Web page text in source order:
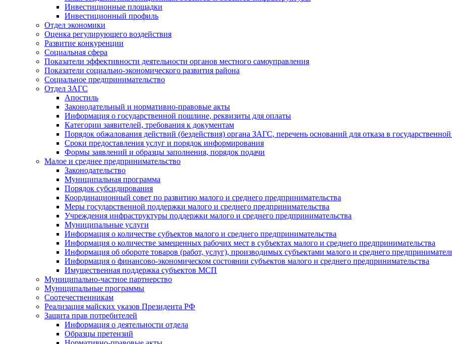
Инвестиционные площадки
Инвестиционный профиль
Отдел экономики
Оценка регулирующего воздействия
Развитие конкуренции
Социальная сфера
Показатели эффективности деятельности органов местного самоуправления
Показатели социально-экономического развития района
Социальное предпринимательство
Отдел ЗАГС
Апостиль
Законодательный и нормативно-правовые акты
Информация о государственной пошлине, реквизиты для оплаты
Категории заявителей, требования к документам
Порядок обжалования действий (бездействия) органа ЗАГС, перечень оснований для отказа в
Сроки предоставления услуг и порядок информирования
Формы заявлений и образцы заполнения, порядок подачи
Малое и среднее предпринимательство
Законодательство
Муниципальная программа
Порядок субсидирования
Координационный совет по развитию малого и среднего предпринимательства
Меры государственной поддержки малого и среднего предпринимательства
Учреждения инфраструктуры поддержки малого и среднего предпринимательства
Муниципальные услуги
Информация о количестве субъектов малого и среднего предпринимательства
Информация о количестве замещенных рабочих мест в субъектах малого и среднего предпринимательства
Информация об обороте товаров (работ, услуг), производимых субъектами малого и среднего
Информация о финансово-экономическом состоянии субъектов малого и среднего предпринимательства
Имущественная поддержка субъектов МСП
Муниципально-частное партнерство
Муниципальные программы
Соотечественникам
Реализация майских указов Президента РФ
Защита прав потребителей
Информация о деятельности отдела
Образцы претензий